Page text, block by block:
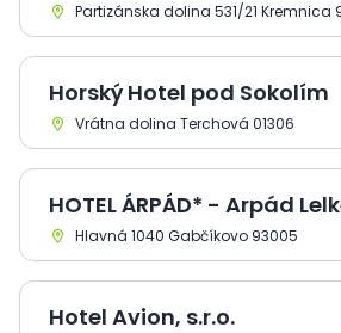
Partizánska dolina 531/21 Kremnica
Horský Hotel pod Sokolím
Vrátna dolina Terchová 01306
HOTEL ÁRPÁD* - Arpád
Hlavná 1040 Gabčíkovo 93005
Hotel Avion, s.r.o.